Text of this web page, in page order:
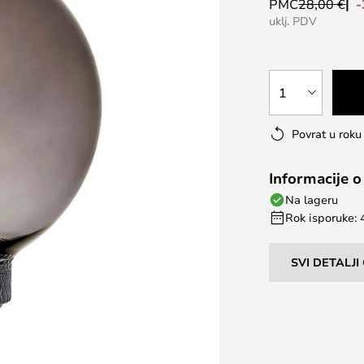
PMC28,00 €
uklj. PDV
1
Povrat u
Informacije
Na lageru
Rok isporuke:
SVI